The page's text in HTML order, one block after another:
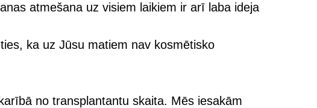
atmešana uz visiem laikiem ir arī laba ideja
ka uz Jūsu matiem nav kosmētisko
no transplantantu skaita. Mēs iesakām